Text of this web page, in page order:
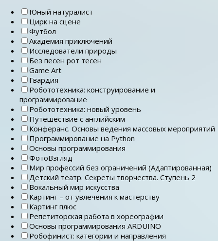
Юный натуралист
Цирк на сцене
Футбол
Академия приключений
Исследователи природы
Без песен рот тесен
Game Art
Гвардия
Робототехника: конструирование и
программирование
Робототехника: новый уровень
Путешествие с английским
Конферанс. Основы ведения массовых мероприятий
Программирование на Python
Основы программирования
ФотоВзгляд
Мир профессий без ограничений (Адаптированная)
Детский театр. Секреты творчества. Ступень 2
Вокальный мир искусства
Картинг – от увлечения к мастерству
Картинг плюс
Репетиторская работа в хореографии
Основы программирования ARDUINO
Робофинист: категории и направления